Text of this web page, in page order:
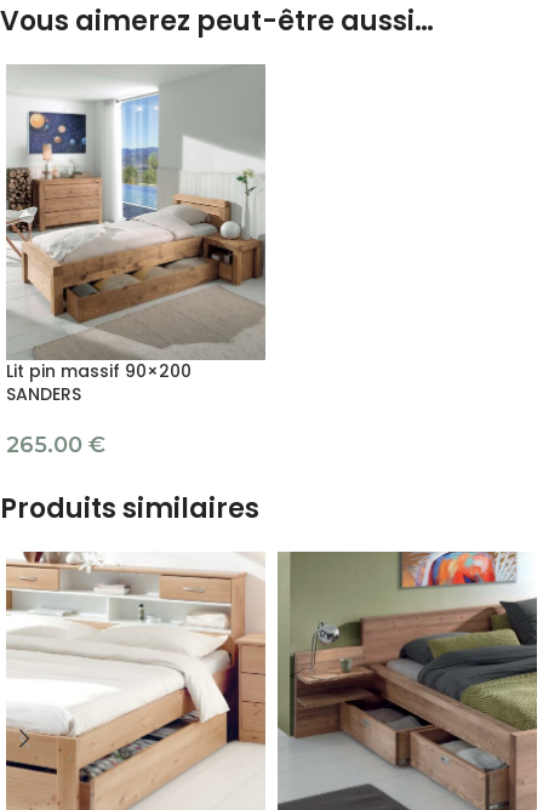
Vous aimerez peut-être aussi…
Lit pin massif 90×200
SANDERS
265.00 €
Produits similaires